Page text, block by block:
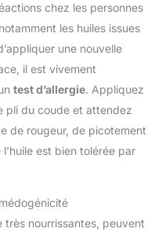
plus de 150 recettes et
utilisations simples,
profitez des bienfaits de
nos huiles essentielles et
celui-ci vous sera envoyé
commande. ●●
L’EXPERTISE FRANÇAISE
garantir une formule et une
travaillons avec 5 experts,
sont issues du commerce
producteurs locaux ce qui
chez les personnes
les huiles issues
une nouvelle
il est vivement
test d’allergie. Appliquez
pli du coude et attendez
de rougeur, de picotement
est bien tolérée par
très nourrissantes, peuvent